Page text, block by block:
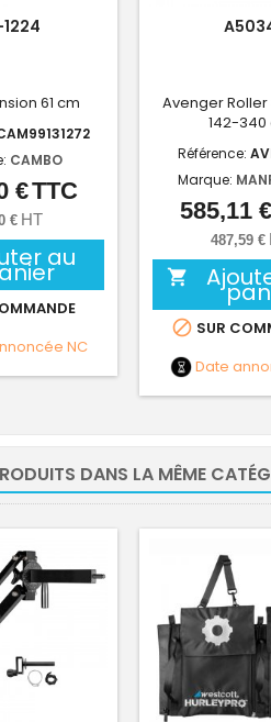
61 cm
CAMBO
Prix
€TTC
€ HT
au
NC
Avenger Roller
142-340
Référence:
Marque:
Prix
585,11 €
487,59 €

 SUR
Date
DANS LA MÊME